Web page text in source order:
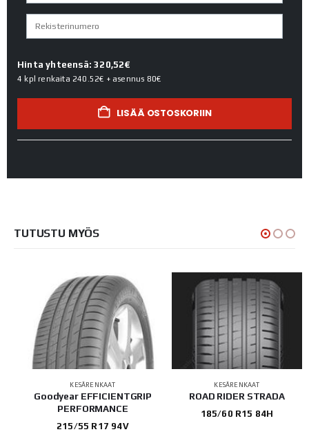
Hinta yhteensä: 320,52€
4 kpl renkaita 240.52€ + asennus 80€
LISÄÄ OSTOSKORIIN
TUTUSTU MYÖS
KESÄRENKAAT
Goodyear EFFICIENTGRIP
PERFORMANCE
215/55 R17 94V
KESÄRENKAAT
ROAD RIDER STRADA
185/60 R15 84H